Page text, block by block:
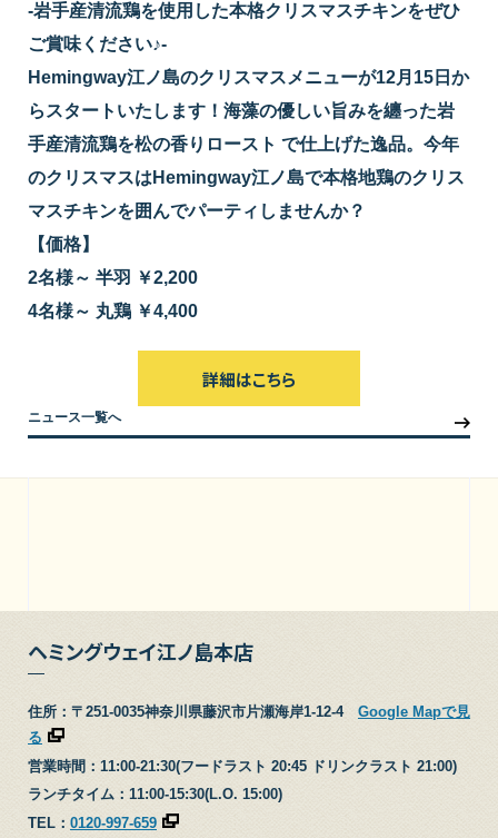
-岩手産清流鶏を使用した本格クリスマスチキンをぜひ
ご賞味ください♪-
Hemingway江ノ島のクリスマスメニューが12月15日か
らスタートいたします！海藻の優しい旨みを纏った岩
手産清流鶏を松の香りロースト で仕上げた逸品。今年
のクリスマスはHemingway江ノ島で本格地鶏のクリス
マスチキンを囲んでパーティしませんか？
【価格】
2名様～ 半羽 ￥2,200
4名様～ 丸鶏 ￥4,400
詳細はこちら
ニュース一覧へ
ヘミングウェイ江ノ島本店
住所：〒251-0035神奈川県藤沢市片瀬海岸1-12-4 Google Mapで見
る
営業時間：11:00-21:30(フードラスト 20:45 ドリンクラスト 21:00)
ランチタイム：11:00-15:30(L.O. 15:00)
TEL： 0120-997-659